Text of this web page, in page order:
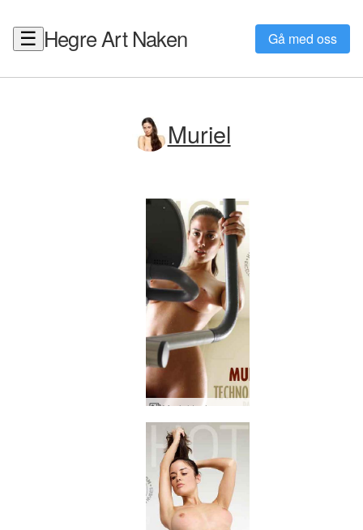
☰ Hegre Art Naken Gå med oss
Muriel
Muriel techno gym del 2